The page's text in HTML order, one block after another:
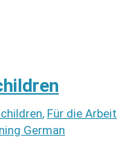
, Für die Arbeit
German